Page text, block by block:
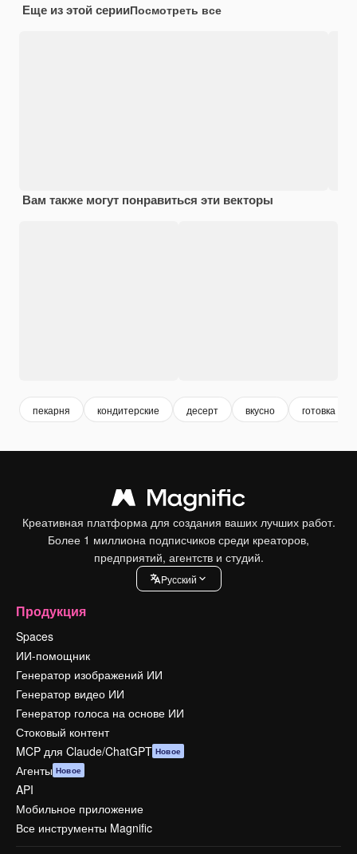
Еще из этой серииПосмотреть все
Вам также могут понравиться эти векторы
пекарня кондитерские десерт вкусно готовка
Креативная платформа для создания ваших лучших работ.
Более 1 миллиона подписчиков среди креаторов,
предприятий, агентств и студий.
Pусский
Продукция
Spaces
ИИ-помощник
Генератор изображений ИИ
Генератор видео ИИ
Генератор голоса на основе ИИ
Стоковый контент
MCP для Claude/ChatGPT Новое
Агенты Новое
API
Мобильное приложение
Все инструменты Magnific